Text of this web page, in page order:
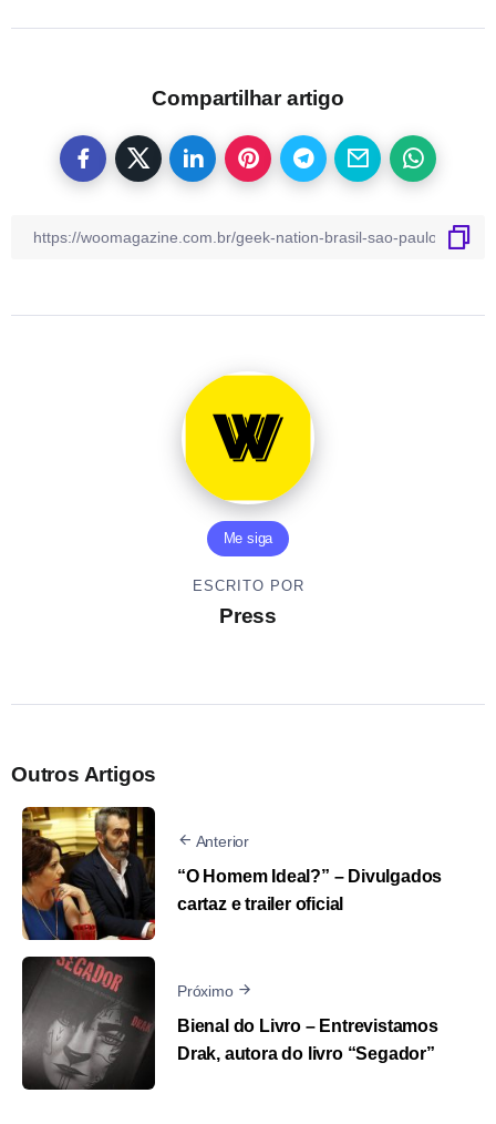
Compartilhar artigo
Me siga
ESCRITO POR
Press
Outros Artigos
Anterior
“O Homem Ideal?” – Divulgados
cartaz e trailer oficial
Próximo
Bienal do Livro – Entrevistamos
Drak, autora do livro “Segador”